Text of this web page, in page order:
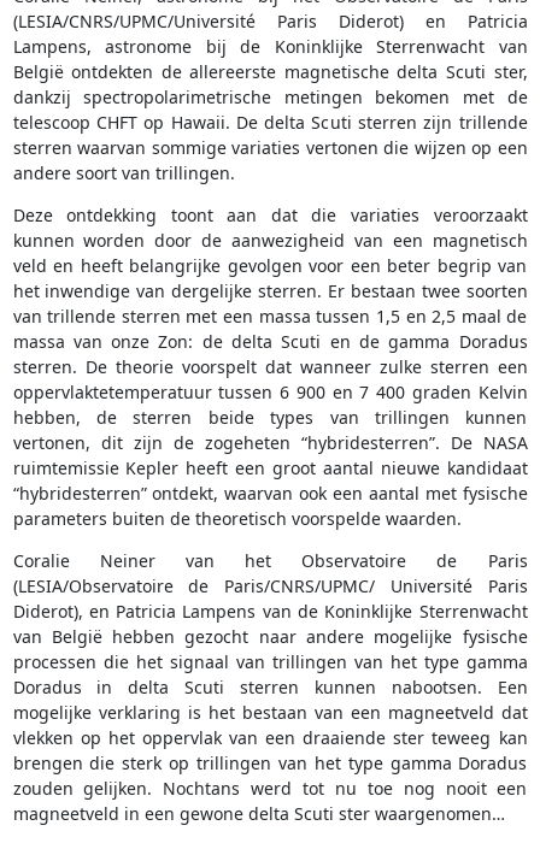
(LESIA/CNRS/UPMC/Université Paris Diderot) en Patricia
Lampens, astronome bij de Koninklijke Sterrenwacht van
België ontdekten de allereerste magnetische delta Scuti ster,
dankzij spectropolarimetrische metingen bekomen met de
telescoop CHFT op Hawaii. De delta Scuti sterren zijn trillende
sterren waarvan sommige variaties vertonen die wijzen op een
andere soort van trillingen.
Deze ontdekking toont aan dat die variaties veroorzaakt
kunnen worden door de aanwezigheid van een magnetisch
veld en heeft belangrijke gevolgen voor een beter begrip van
het inwendige van dergelijke sterren. Er bestaan twee soorten
van trillende sterren met een massa tussen 1,5 en 2,5 maal de
massa van onze Zon: de delta Scuti en de gamma Doradus
sterren. De theorie voorspelt dat wanneer zulke sterren een
oppervlaktetemperatuur tussen 6 900 en 7 400 graden Kelvin
hebben, de sterren beide types van trillingen kunnen
vertonen, dit zijn de zogeheten “hybridesterren”. De NASA
ruimtemissie Kepler heeft een groot aantal nieuwe kandidaat
“hybridesterren” ontdekt, waarvan ook een aantal met fysische
parameters buiten de theoretisch voorspelde waarden.
Coralie Neiner van het Observatoire de Paris
(LESIA/Observatoire de Paris/CNRS/UPMC/ Uni­versité Paris
Diderot), en Patricia Lampens van de Koninklijke Sterren­wacht
van België hebben gezocht naar andere mogelijke fysische
processen die het signaal van trillingen van het type gamma
Doradus in delta Scuti sterren kunnen nabootsen. Een
mogelijke verklaring is het bestaan van een magneetveld dat
vlekken op het oppervlak van een draaiende ster teweeg kan
brengen die sterk op trillingen van het type gamma Doradus
zouden gelijken. Nochtans werd tot nu toe nog nooit een
magneetveld in een gewone delta Scuti ster waargenomen…